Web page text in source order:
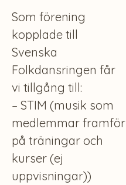
Som förening
kopplade till
Svenska
Folkdansringen får
vi tillgång till:
– STIM (musik som
medlemmar framför
på träningar och
kurser (ej
uppvisningar))